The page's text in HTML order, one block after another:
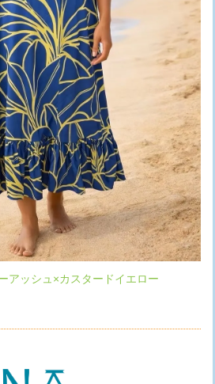
ッシュ×カスタードイエロー